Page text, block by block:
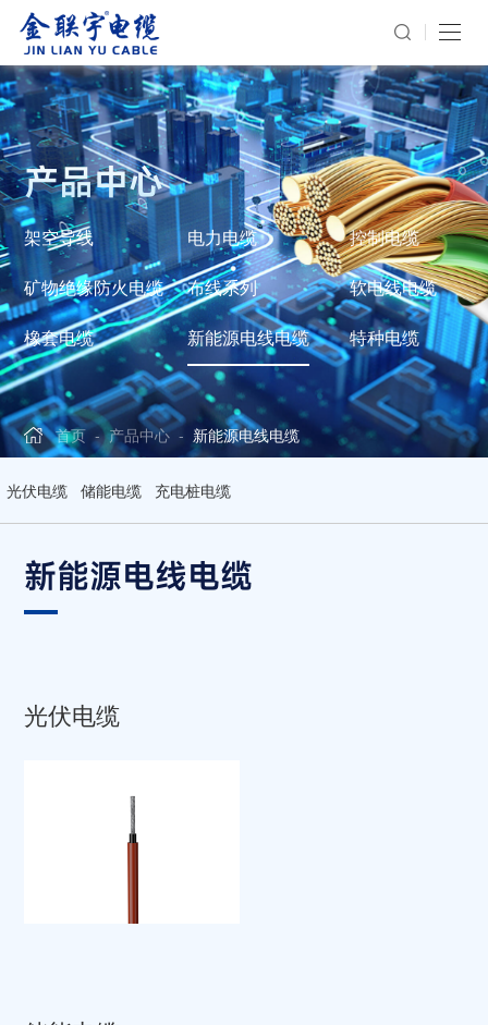
产品中心
架空导线 电力电缆 控制电缆
矿物绝缘防火电缆 布线系列 软电线电缆
橡套电缆 新能源电线电缆 特种电缆
首页-产品中心- 新能源电线电缆
光伏电缆 储能电缆 充电桩电缆
新能源电线电缆
光伏电缆